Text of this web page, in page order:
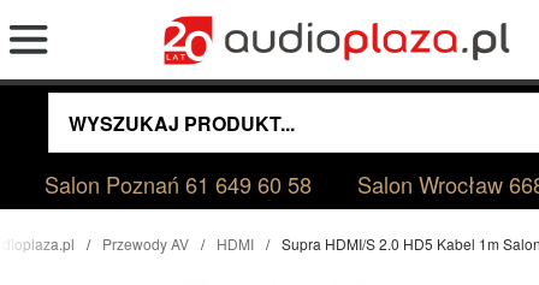
Salon Poznań61 649 60 58 Salon Wrocław
Przewody AV HDMI Supra HDMI/S 2.0 HD5 Kabel 1m